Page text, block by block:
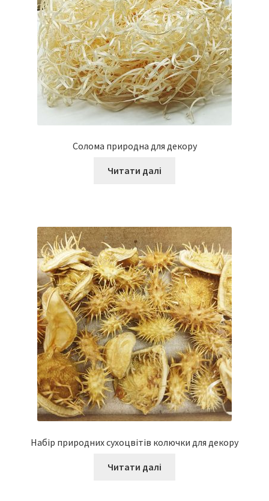
Солома природна для декору
Читати далі
Набір природних сухоцвітів колючки для декору
Читати далі